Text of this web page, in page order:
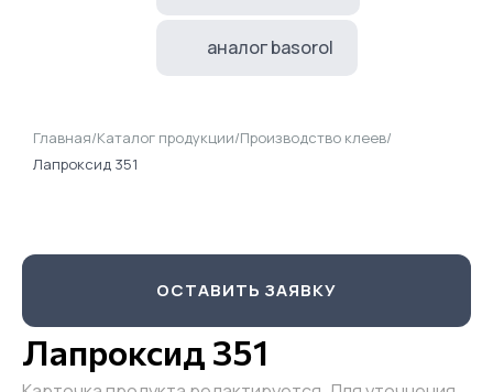
аналог basorol
Главная/Каталог продукции/Производство клеев/
Лапроксид 351
ОСТАВИТЬ ЗАЯВКУ
Лапроксид 351